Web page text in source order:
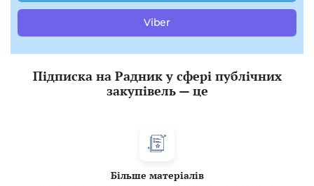
Viber
Підписка на Радник у сфері публічних
закупівель — це
Більше матеріалів